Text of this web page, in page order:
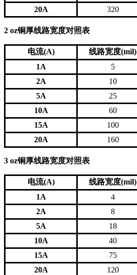
20A
320
2 oz铜厚线路宽度对照表
电流(A) 线路宽度(mil)
1A
5
2A
10
5A
25
10A
60
15A
100
20A
160
3 oz铜厚线路宽度对照表
电流(A) 线路宽度(mil)
1A
4
2A
8
5A
18
10A
40
15A
75
20A
120